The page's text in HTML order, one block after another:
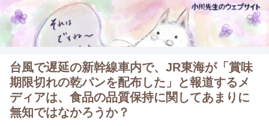
台風で遅延の新幹線車内で、JR東海が「賞味
期限切れの乾パンを配布した」と報道するメ
ディアは、食品の品質保持に関してあまりに
無知ではなかろうか？